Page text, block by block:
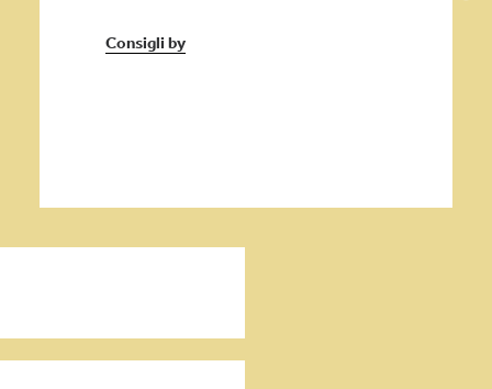
Consigli by